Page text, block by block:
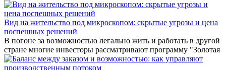
Вид на жительство под микроскопом: скрытые угрозы и цена
поспешных решений
В погоне за возможностью легально жить и работать в другой
стране многие инвесторы рассматривают программу "Золотая